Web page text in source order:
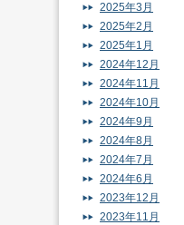
2025年3月
2025年2月
2025年1月
2024年12月
2024年11月
2024年10月
2024年9月
2024年8月
2024年7月
2024年6月
2023年12月
2023年11月